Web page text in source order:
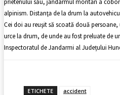
prietenului său, jandarmul montan a
alpinism. Distanţa de la drum la
Cei doi au reuşit să scoată două
urce la drum, de unde au fost preluate de
Inspectoratul de Jandarmi al Județului
ETICHETE accident